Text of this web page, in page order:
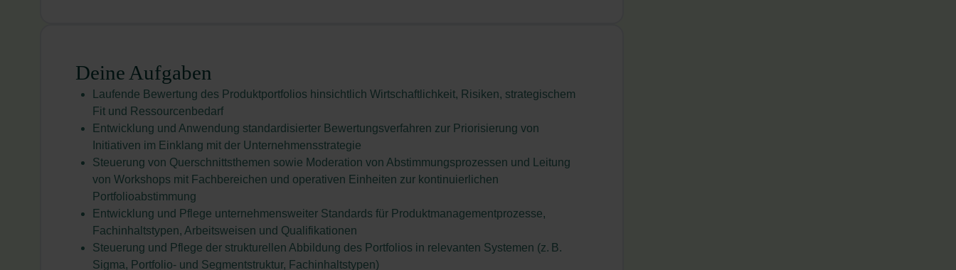
Deine Aufgaben
Laufende Bewertung des Produktportfolios hinsichtlich Wirtschaftlichkeit, Risiken, strategischem
Fit und Ressourcenbedarf
Entwicklung und Anwendung standardisierter Bewertungsverfahren zur Priorisierung von
Initiativen im Einklang mit der Unternehmensstrategie
Steuerung von Querschnittsthemen sowie Moderation von Abstimmungsprozessen und Leitung
von Workshops mit Fachbereichen und operativen Einheiten zur kontinuierlichen
Portfolioabstimmung
Entwicklung und Pflege unternehmensweiter Standards für Produktmanagementprozesse,
Fachinhaltstypen, Arbeitsweisen und Qualifikationen
Steuerung und Pflege der strukturellen Abbildung des Portfolios in relevanten Systemen (z. B.
Sigma, Portfolio- und Segmentstruktur, Fachinhaltstypen)